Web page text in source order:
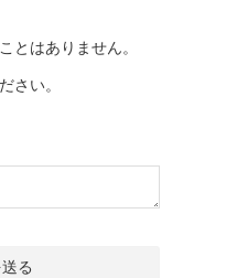
とはありません。
さい。